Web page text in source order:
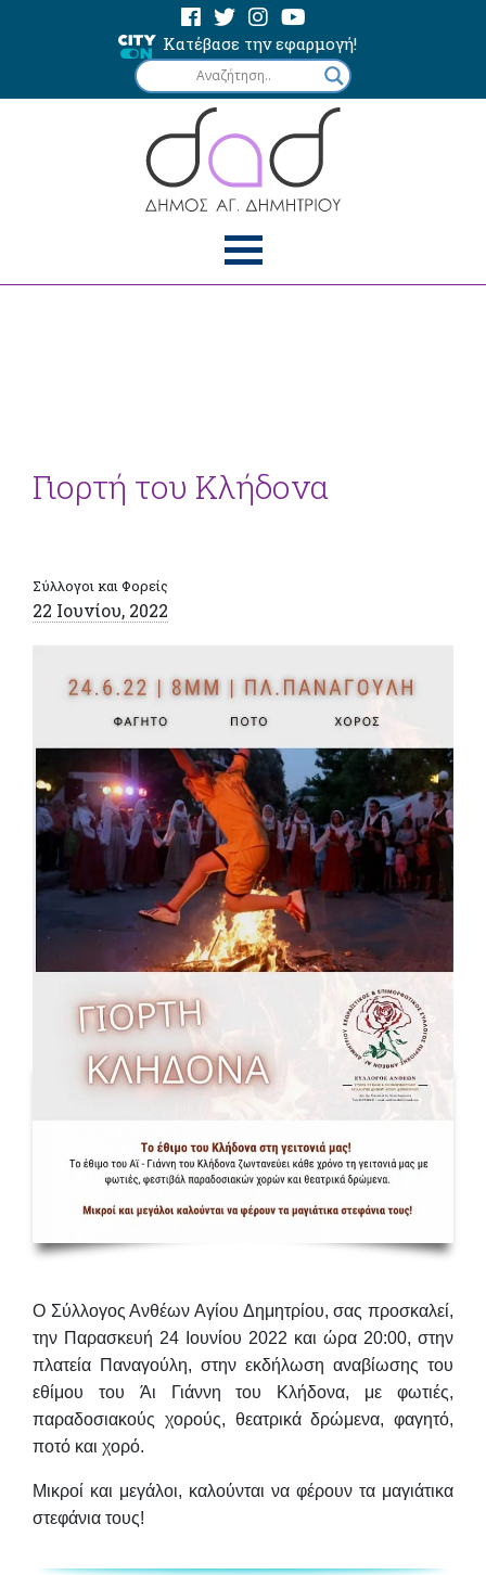
Κατέβασε την εφαρμογή!
Γιορτή του Κλήδονα
Σύλλογοι και Φορείς
22 Ιουνίου, 2022
Ο Σύλλογος Ανθέων Αγίου Δημητρίου, σας προσκαλεί,
την Παρασκευή 24 Ιουνίου 2022 και ώρα 20:00, στην
πλατεία Παναγούλη, στην εκδήλωση αναβίωσης του
εθίμου του Άι Γιάννη του Κλήδονα, με φωτιές,
παραδοσιακούς χορούς, θεατρικά δρώμενα, φαγητό,
ποτό και χορό.
Μικροί και μεγάλοι, καλούνται να φέρουν τα μαγιάτικα
στεφάνια τους!